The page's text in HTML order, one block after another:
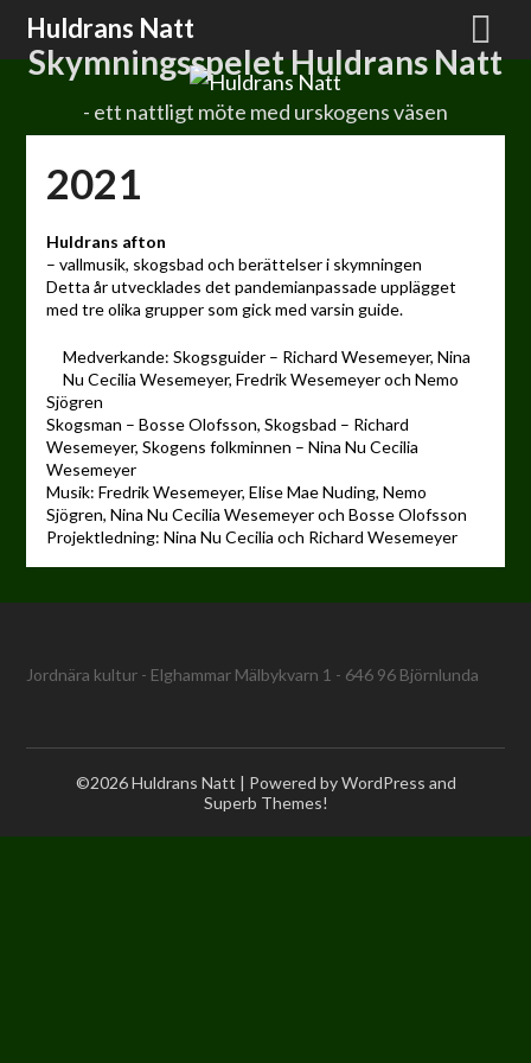
Hoppa
innehåll
Huldrans Natt
Skymningsspelet Huldrans Natt
- ett nattligt möte med urskogens väsen
2021
Huldrans afton
– vallmusik, skogsbad och berättelser i skymningen
Detta år utvecklades det pandemianpassade upplägget
med tre olika grupper som gick med varsin guide.
Medverkande: Skogsguider – Richard Wesemeyer, Nina
Nu Cecilia Wesemeyer, Fredrik Wesemeyer och Nemo
Sjögren
Skogsman – Bosse Olofsson, Skogsbad – Richard
Wesemeyer, Skogens folkminnen – Nina Nu Cecilia
Wesemeyer
Musik: Fredrik Wesemeyer, Elise Mae Nuding, Nemo
Sjögren, Nina Nu Cecilia Wesemeyer och Bosse Olofsson
Projektledning: Nina Nu Cecilia och Richard Wesemeyer
Jordnära kultur - Elghammar Mälbykvarn 1 - 646 96 Björnlunda
©2026 Huldrans Natt | Powered by WordPress and
Superb Themes!